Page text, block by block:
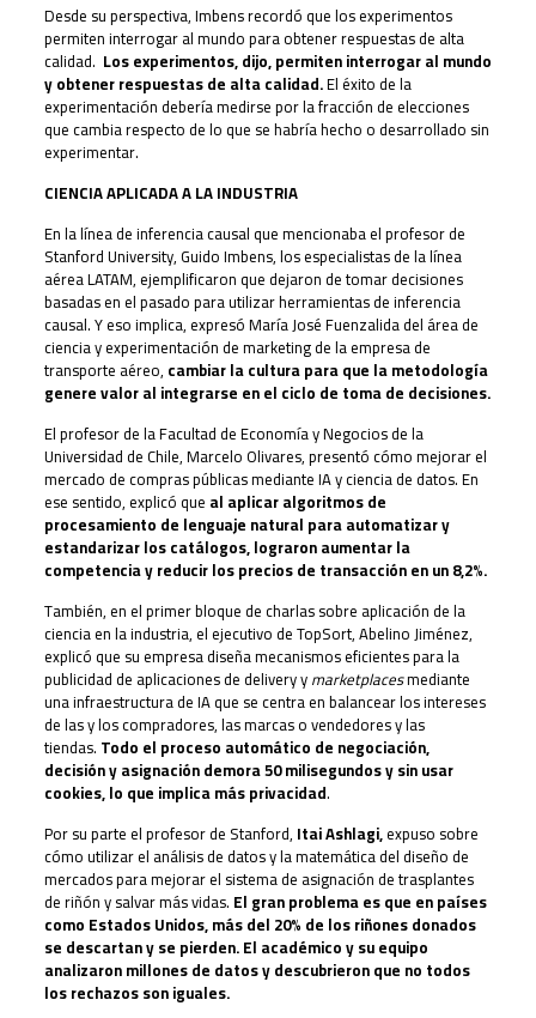
Desde su perspectiva, Imbens recordó que los experimentos
permiten interrogar al mundo para obtener respuestas de alta
calidad. Los experimentos, dijo, permiten interrogar al mundo
y obtener respuestas de alta calidad.El éxito de la
experimentación debería medirse por la fracción de elecciones
que cambia respecto de lo que se habría hecho o desarrollado sin
experimentar.
CIENCIA APLICADA A LA INDUSTRIA
En la línea de inferencia causal que mencionaba el profesor de
Stanford University, Guido Imbens, los especialistas de la línea
aérea LATAM, ejemplificaron que dejaron de tomar decisiones
basadas en el pasado para utilizar herramientas de inferencia
causal. Y eso implica, expresó María José Fuenzalida del área de
ciencia y experimentación de marketing de la empresa de
transporte aéreo, cambiar la cultura para que la metodología
genere valor al integrarse en el ciclo de toma de decisiones.
El profesor de la Facultad de Economía y Negocios de la
Universidad de Chile, Marcelo Olivares, presentó cómo mejorar el
mercado de compras públicas mediante IA y ciencia de datos. En
ese sentido, explicó que al aplicar algoritmos de
procesamiento de lenguaje natural para automatizar y
estandarizar los catálogos, lograron aumentar la
competencia y reducir los precios de transacción en un 8,2%.
También, en el primer bloque de charlas sobre aplicación de la
ciencia en la industria, el ejecutivo de TopSort, Abelino Jiménez,
explicó que su empresa diseña mecanismos eficientes para la
publicidad de aplicaciones de delivery ymarketplacesmediante
una infraestructura de IA que se centra en balancear los intereses
de las y los compradores, las marcas o vendedores y las
tiendas. Todo el proceso automático de negociación,
decisión y asignación demora 50 milisegundos y sin usar
cookies, lo que implica más privacidad.
Por su parte el profesor de Stanford, Itai Ashlagi,expuso sobre
cómo utilizar el análisis de datos y la matemática del diseño de
mercados para mejorar el sistema de asignación de trasplantes
de riñón y salvar más vidas. El gran problema es que en países
como Estados Unidos, más del 20% de los riñones donados
se descartan y se pierden. El académico y su equipo
analizaron millones de datos y descubrieron que no todos
los rechazos son iguales.